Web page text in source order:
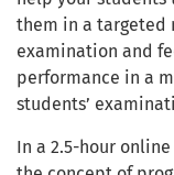
them in a targeted
examination and
performance in a
students’
In a 2.5-hour